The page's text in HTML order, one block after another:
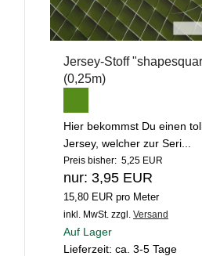
Jersey-Stoff
(0,25m)
Hier bekommst Du einen
Jersey, welcher zur Seri...
Preis bisher: 5,25 EUR
nur: 3,95 EUR
15,80 EUR pro Meter
inkl. MwSt. zzgl. Versand
Auf Lager
Lieferzeit: ca. 3-5 Tage